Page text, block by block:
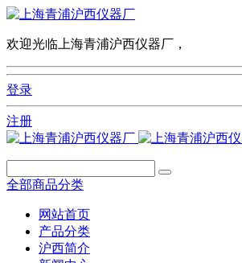
欢迎光临上海青浦沪西仪器厂，
登录
注册
全部商品分类
网站首页
产品分类
沪西简介